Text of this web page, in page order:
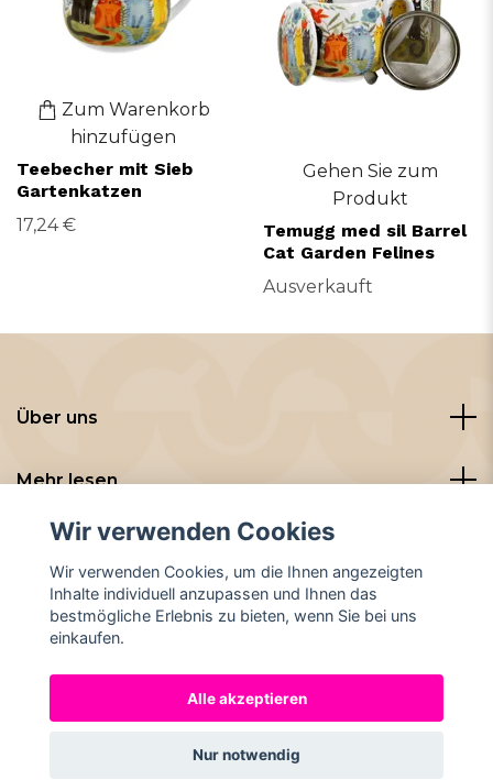
Zum Warenkorb
hinzufügen
Teebecher mit Sieb
Gartenkatzen
17,24 €
Gehen Sie zum
Produkt
Temugg med sil Barrel
Cat Garden Felines
Ausverkauft
Über uns
Mehr lesen
Sozialen Medien
© 2026 Nybryggt
Wir verwenden Cookies
Wir verwenden Cookies, um die Ihnen angezeigten
Inhalte individuell anzupassen und Ihnen das
bestmögliche Erlebnis zu bieten, wenn Sie bei uns
einkaufen.
Alle akzeptieren
Nur notwendig